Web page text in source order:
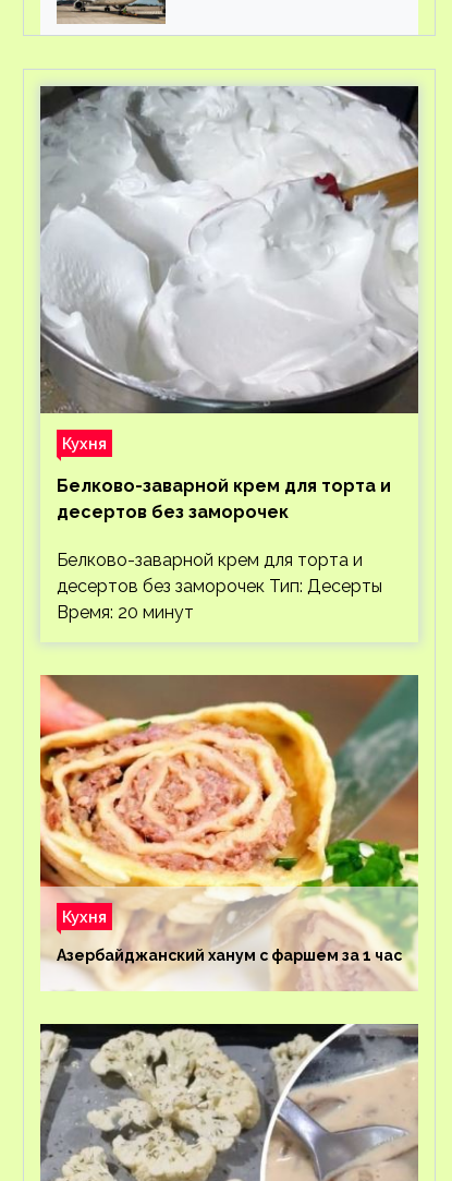
Кухня
Белково-заварной крем для торта и
десертов без заморочек
Белково-заварной крем для торта и
десертов без заморочек Тип: Десерты
Время: 20 минут
Кухня
Азербайджанский ханум с фаршем за 1 час